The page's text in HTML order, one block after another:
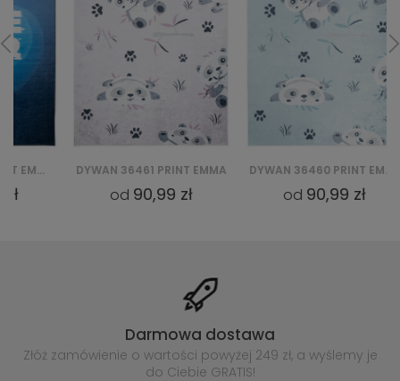
DYWAN 36461 PRINT EMMA
90,99 zł
DYWAN 36460 PRINT EMMA
90,99 zł
Darmowa dostawa
Złóż zamówienie o wartości powyżej 249 zł, a wyślemy je
do Ciebie GRATIS!